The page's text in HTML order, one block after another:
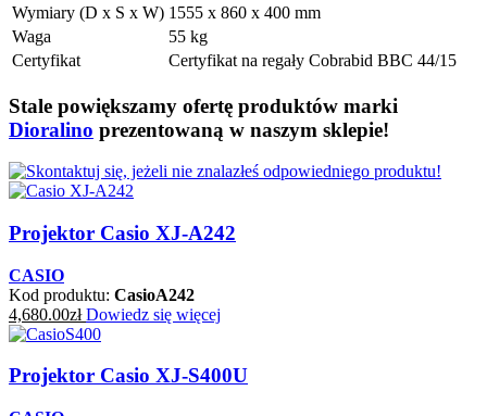
Wymiary (D x S x W) 1555 x 860 x 400 mm
Waga
55 kg
Certyfikat
Certyfikat na regały Cobrabid BBC 44/15
Stale powiększamy ofertę produktów marki
Dioralino prezentowaną w naszym sklepie!
Projektor Casio XJ-A242
CASIO
Kod produktu: CasioA242
4,680.00zł Dowiedz się więcej
Projektor Casio XJ-S400U